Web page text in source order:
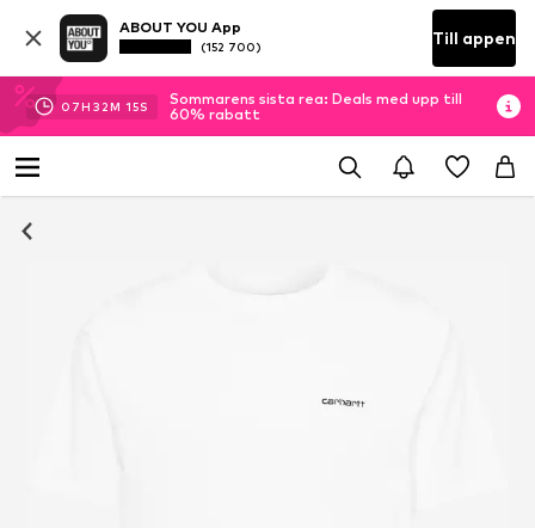
ABOUT YOU App
(152 700) Till appen
07H 32M 14S
Sommarens sista rea: Deals med upp till
60% rabatt